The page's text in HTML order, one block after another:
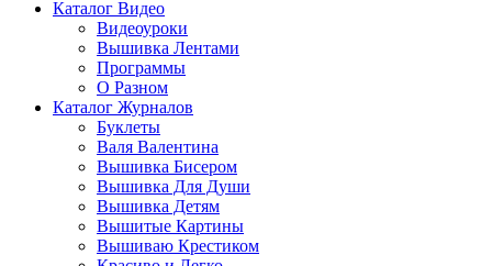
Каталог Видео
Видеоуроки
Вышивка Лентами
Программы
О Разном
Каталог Журналов
Буклеты
Валя Валентина
Вышивка Бисером
Вышивка Для Души
Вышивка Детям
Вышитые Картины
Вышиваю Крестиком